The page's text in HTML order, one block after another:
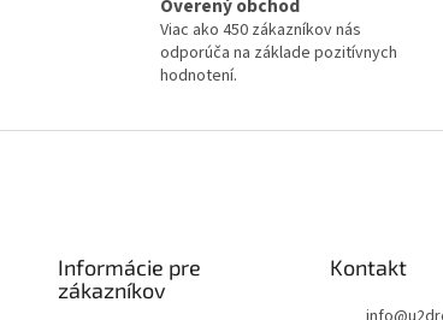
Overený obchod
Viac ako 450 zákazníkov nás
odporúča na základe pozitívnych
hodnotení.
Informácie pre
zákazníkov
Kontakt